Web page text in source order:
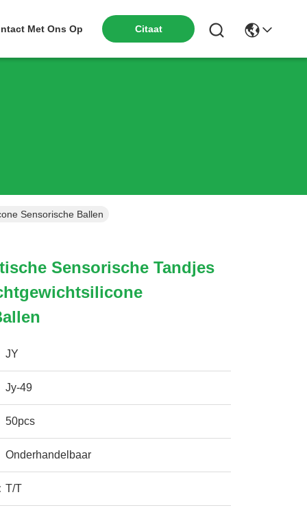
Met Ons Op Citaat
Sensorische Ballen
Sensorische Tandjes
JY
Jy-49
50pcs
Onderhandelbaar
T/T